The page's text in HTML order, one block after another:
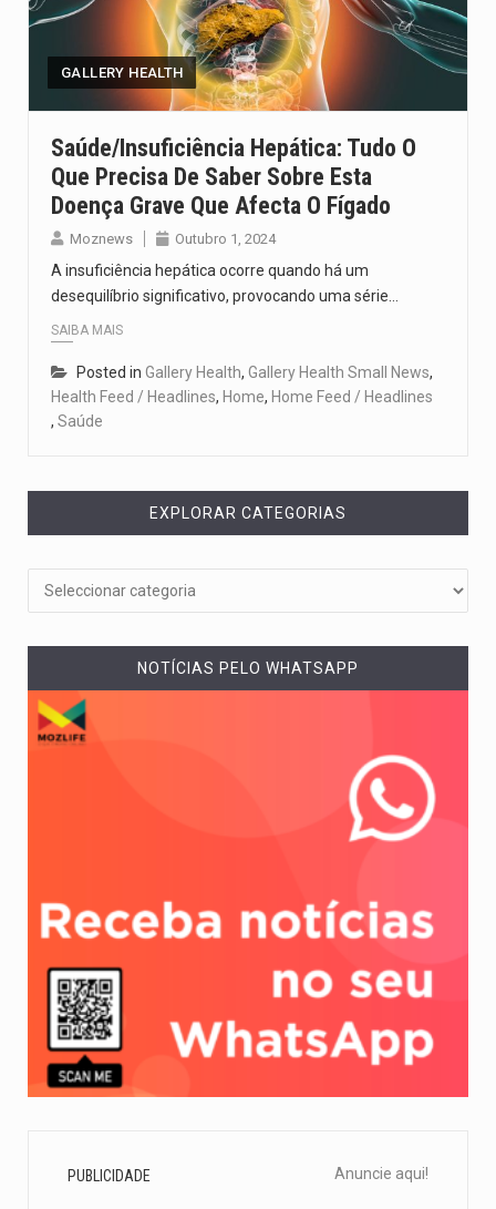
Segundo as autoridades canadianas, mais de 200 incêndios florestais continuam…
GALLERY HEALTH
Saúde/Insuficiência Hepática: Tudo O
Que Precisa De Saber Sobre Esta
Doença Grave Que Afecta O Fígado
Moznews Outubro 1, 2024
A insuficiência hepática ocorre quando há um
desequilíbrio significativo, provocando uma série…
SAIBA MAIS
Posted in Gallery Health, Gallery Health Small News,
Health Feed / Headlines, Home, Home Feed / Headlines
, Saúde
EXPLORAR CATEGORIAS
NOTÍCIAS PELO WHATSAPP
PUBLICIDADE Anuncie aqui!